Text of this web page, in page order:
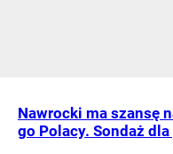
Nawrocki ma szansę
go Polacy. Sondaż dla